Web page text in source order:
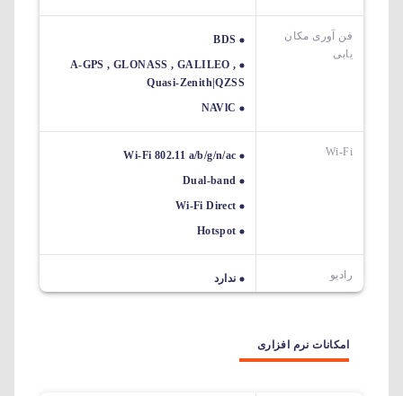
فن آوری مکان
یابی
BDS
A-GPS , GLONASS , GALILEO ,
Quasi-Zenith|QZSS
NAVlC
Wi-Fi
Wi-Fi 802.11 a/b/g/n/ac
Dual-band
Wi-Fi Direct
Hotspot
رادیو ندارد
امکانات نرم افزاری